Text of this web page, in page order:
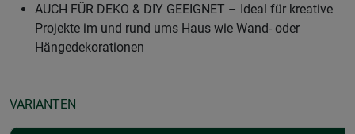
AUCH FÜR DEKO & DIY GEEIGNET – Ideal für kreative
Projekte im und rund ums Haus wie Wand- oder
Hängedekorationen
VARIANTEN